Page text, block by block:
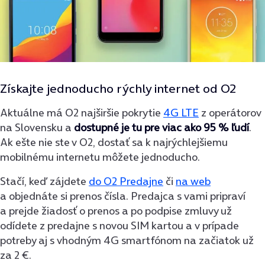
Získajte jednoducho rýchly internet od O2
Aktuálne má O2 najširšie pokrytie 4G LTE z operátorov
na Slovensku a dostupné je tu pre viac ako 95 % ľudí.
Ak ešte nie ste v O2, dostať sa k najrýchlejšiemu
mobilnému internetu môžete jednoducho.
Stačí, keď zájdete do O2 Predajne či na web
a objednáte si prenos čísla. Predajca s vami pripraví
a prejde žiadosť o prenos a po podpise zmluvy už
odídete z predajne s novou SIM kartou a v prípade
potreby aj s vhodným 4G smartfónom na začiatok už
za 2 €.